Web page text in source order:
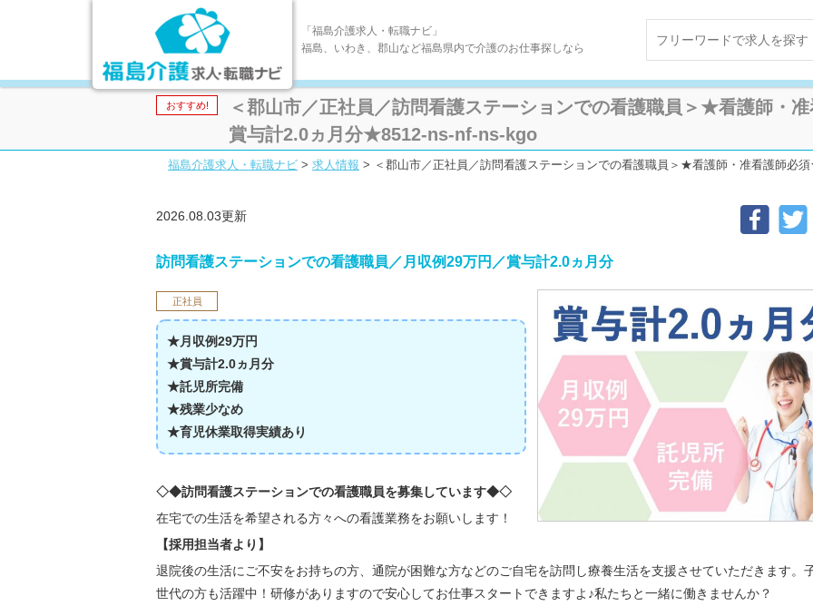
「福島介護求人・転職ナビ」
福島、いわき、郡山など福島県内で介護のお仕事探しなら
おすすめ!
＜郡山市／正社員／訪問看護ステーションでの看護職員＞★看護師・
賞与計2.0ヵ月分★8512-ns-nf-ns-kgo
福島介護求人・転職ナビ > 求人情報 > ＜郡山市／正社員／訪問看護ステーションでの看護職員＞★看護師・准看護師
2026.08.03更新
訪問看護ステーションでの看護職員／月収例29万円／賞与計2.0ヵ月分
正社員
★月収例29万円
★賞与計2.0ヵ月分
★託児所完備
★残業少なめ
★育児休業取得実績あり
◇◆訪問看護ステーションでの看護職員を募集しています◆◇
在宅での生活を希望される方々への看護業務をお願いします！
【採用担当者より】
退院後の生活にご不安をお持ちの方、通院が困難な方などのご自宅を訪問し療養生活を支援させていただきます。
世代の方も活躍中！研修がありますので安心してお仕事スタートできますよ♪私たちと一緒に働きませんか？